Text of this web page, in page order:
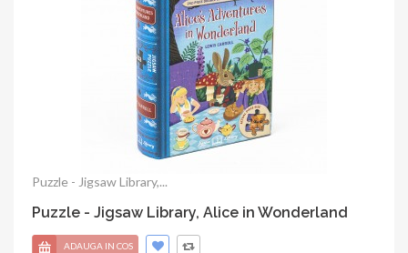
Puzzle - Jigsaw Library,...
Puzzle - Jigsaw Library, Alice in Wonderland
ADAUGA IN COS